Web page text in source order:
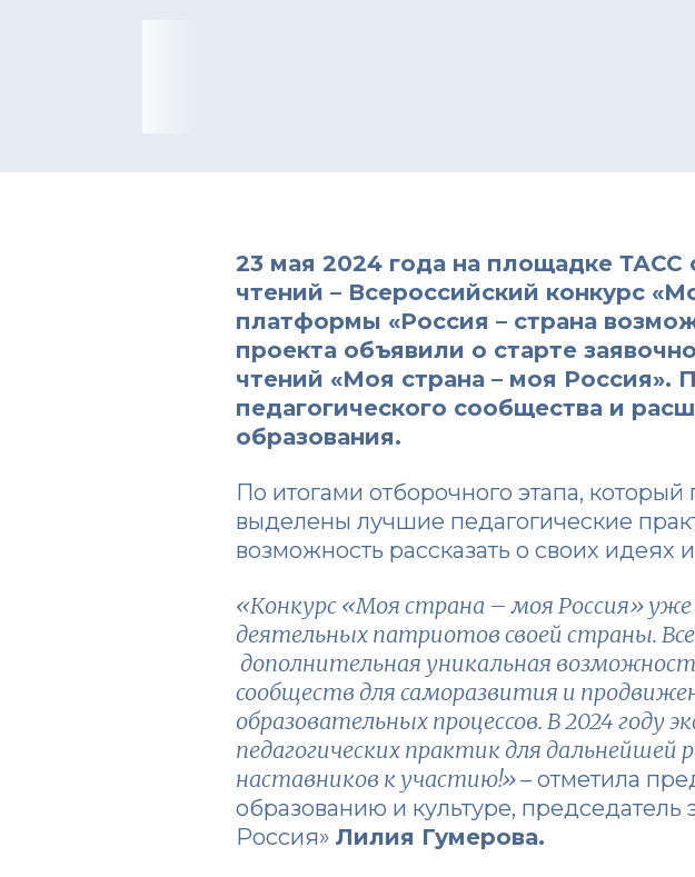
23 мая 2024 года на площадке ТАСС
чтений – Всероссийский конкурс
платформы «Россия – страна
проекта объявили о старте
чтений «Моя страна – моя Россия».
педагогического сообщества и
образования.
По итогами отборочного этапа, который
выделены лучшие педагогические
возможность рассказать о своих идеях
«Конкурс «Моя страна – моя Россия»
деятельных патриотов своей страны.
дополнительная уникальная
сообществ для саморазвития и
образовательных процессов. В 2024
педагогических практик для
наставников к участию!»– отметила
образованию и культуре, председатель
Россия» Лилия Гумерова.